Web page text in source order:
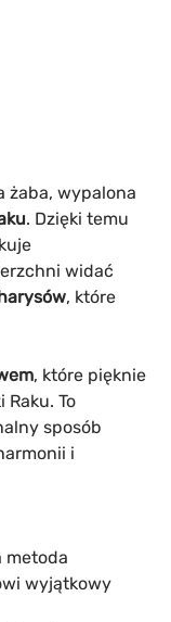
żaba, wypalona
. Dzięki temu
widać
, które
, które pięknie
To
sposób
i
metoda
wyjątkowy